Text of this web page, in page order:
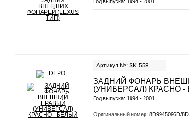
Год выпуска: 1994 - 2001
Артикул №: SK-558
ЗАДНИЙ ФОНАРЬ
(УНИВЕРСАЛ) КРАСНО -
Год выпуска: 1994 - 2001
Оригинальный номер: 8D9945096D/